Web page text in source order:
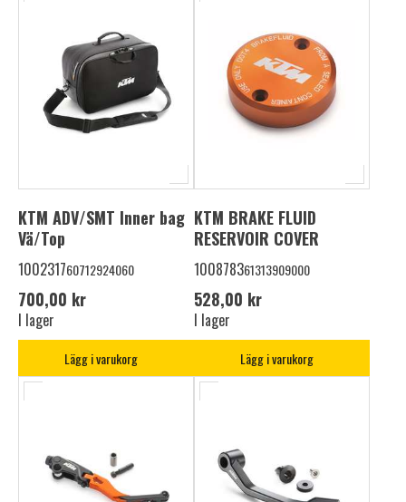
KTM ADV/SMT Inner bag
Vä/Top
100231760712924060
700,00 kr
I lager
Lägg i varukorg
KTM BRAKE FLUID
RESERVOIR COVER
100878361313909000
528,00 kr
I lager
Lägg i varukorg